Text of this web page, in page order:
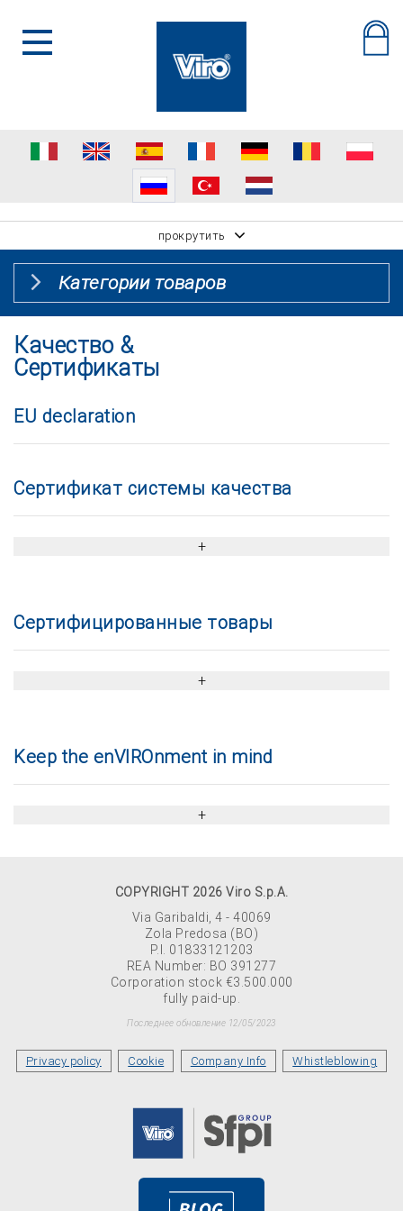
прокрутить
Категории товаров
Качество &
Сертификаты
EU declaration
Сертификат системы качества
Сертифицированные товары
Keep the enVIROnment in mind
COPYRIGHT 2026 Viro S.p.A.
Via Garibaldi, 4 - 40069
Zola Predosa (BO)
P.I. 01833121203
REA Number: BO 391277
Corporation stock €3.500.000
fully paid-up.
Последнее обновление 12/05/2023
Privacy policy Cookie Company Info Whistleblowing